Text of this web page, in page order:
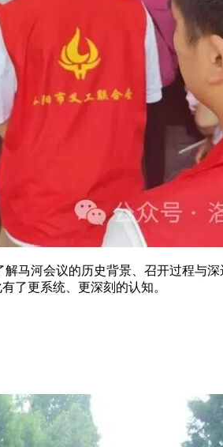
马河会议的历史背景、召开过程与
了更系统、更深刻的认知。